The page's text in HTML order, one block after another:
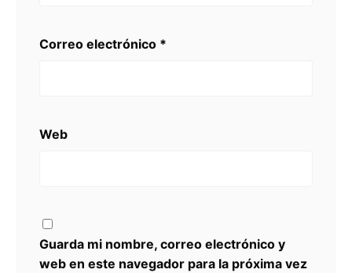
Correo electrónico *
Web
Guarda mi nombre, correo electrónico y
web en este navegador para la próxima vez